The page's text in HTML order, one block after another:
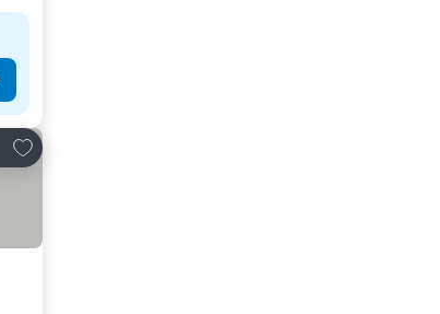
ア
お気に入りに追加